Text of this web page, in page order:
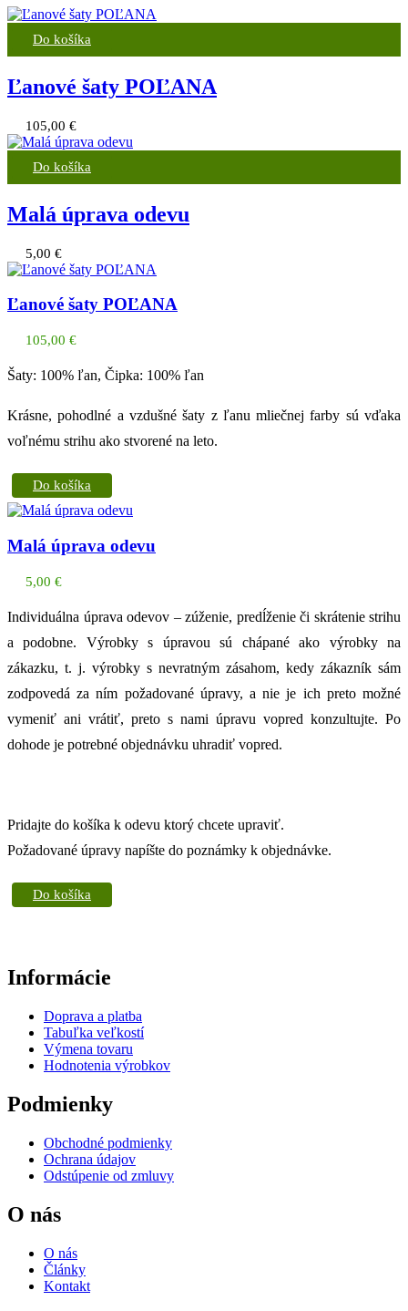
Do košíka
Ľanové šaty POĽANA
105,00 €
Do košíka
Malá úprava odevu
5,00 €
Ľanové šaty POĽANA
105,00 €
Šaty: 100% ľan, Čipka: 100% ľan
Krásne, pohodlné a vzdušné šaty z ľanu mliečnej farby sú vďaka
voľnému strihu ako stvorené na leto.
Do košíka
Malá úprava odevu
5,00 €
Individuálna úprava odevov – zúženie, predĺženie či skrátenie strihu
a podobne. Výrobky s úpravou sú chápané ako výrobky na
zákazku, t. j. výrobky s nevratným zásahom, kedy zákazník sám
zodpovedá za ním požadované úpravy, a nie je ich preto možné
vymeniť ani vrátiť, preto s nami úpravu vopred konzultujte. Po
dohode je potrebné objednávku uhradiť vopred.
Pridajte do košíka k odevu ktorý chcete upraviť.
Požadované úpravy napíšte do poznámky k objednávke.
Do košíka
Informácie
Doprava a platba
Tabuľka veľkostí
Výmena tovaru
Hodnotenia výrobkov
Podmienky
Obchodné podmienky
Ochrana údajov
Odstúpenie od zmluvy
O nás
O nás
Články
Kontakt